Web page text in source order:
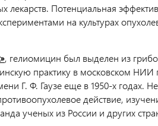
лекарств. Потенциальная
на культурах
, гелиомицин был выделен из
практику в московском НИИ
Г. Ф. Гаузе еще в 1950-х годах. Не
действие,
ученых из России и других